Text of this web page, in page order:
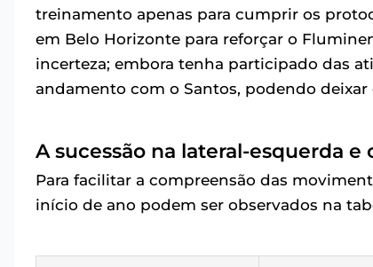
treinamento apenas para cumprir os
em Belo Horizonte para reforçar o
incerteza; embora tenha participado das
andamento com o Santos, podendo deixar
A sucessão na lateral-esquerda
Para facilitar a compreensão das
início de ano podem ser observados na